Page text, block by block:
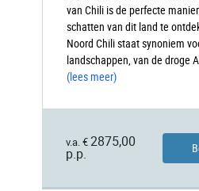
van Chili is de perfecte
schatten van dit land te
Noord Chili staat synoniem
landschappen, van de droge
(lees meer)
v.a. € 2875,00
p.p.